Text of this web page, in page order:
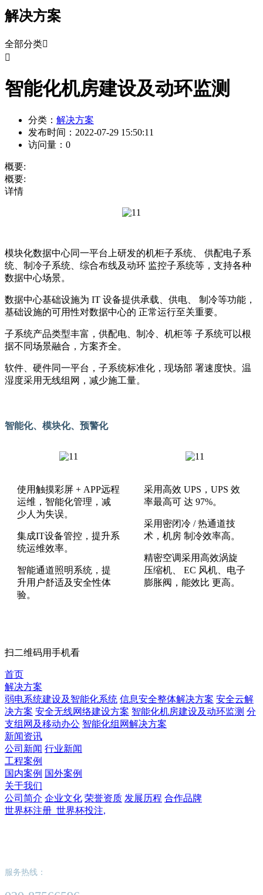
解决方案
全部分类

智能化机房建设及动环监测
分类： 解决方案
发布时间： 2022-07-29 15:50:11
访问量： 0
概要:
概要:
详情
模块化数据中心同一平台上研发的机柜子系统、 供配电子系
统、制冷子系统、综合布线及动环 监控子系统等，支持各种
数据中心场景。
数据中心基础设施为 IT 设备提供承载、供电、 制冷等功能，
基础设施的可用性对数据中心的 正常运行至关重要。
子系统产品类型丰富，供配电、制冷、机柜等 子系统可以根
据不同场景融合，方案齐全。
软件、硬件同一平台，子系统标准化，现场部 署速度快。温
湿度采用无线组网，减少施工量。
智能化、模块化、预警化
使用触摸彩屏 + APP远程
运维，智能化管理，减
少人为失误。
集成IT设备管控，提升系
统运维效率。
智能通道照明系统，提
升用户舒适及安全性体
验。
采用高效 UPS，UPS 效
率最高可 达 97%。
采用密闭冷 / 热通道技
术，机房 制冷效率高。
精密空调采用高效涡旋
压缩机、 EC 风机、电子
膨胀阀，能效比 更高。
扫二维码用手机看
首页
解决方案
弱电系统建设及智能化系统 信息安全整体解决方案 安全云解
决方案 安全无线网络建设方案 智能化机房建设及动环监测 分
支组网及移动办公 智能化组网解决方案
新闻资讯
公司新闻 行业新闻
工程案例
国内案例 国外案例
关于我们
公司简介 企业文化 荣誉资质 发展历程 合作品牌
世界杯注册_世界杯投注,
服务热线：